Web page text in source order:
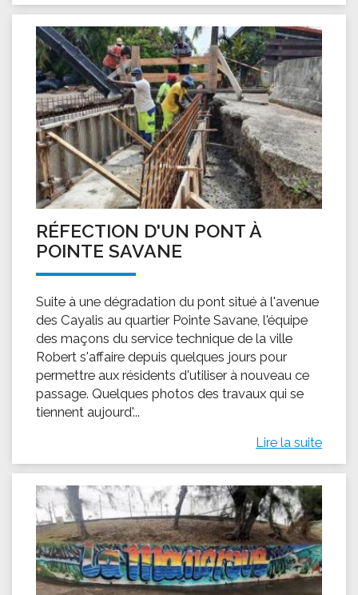
RÉFECTION D'UN PONT À
POINTE SAVANE
Suite à une dégradation du pont situé à l'avenue
des Cayalis au quartier Pointe Savane, l'équipe
des maçons du service technique de la ville
Robert s'affaire depuis quelques jours pour
permettre aux résidents d'utiliser à nouveau ce
passage. Quelques photos des travaux qui se
tiennent aujourd'...
Lire la suite